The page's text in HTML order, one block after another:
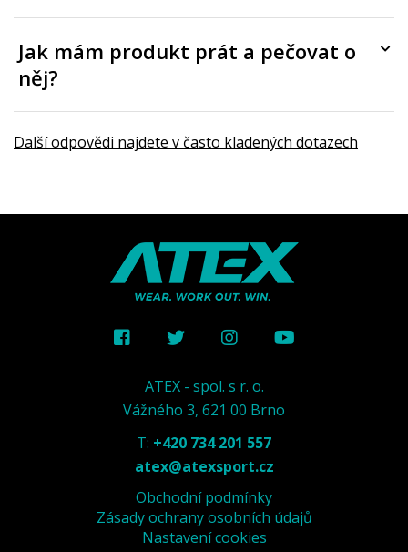
Jak mám produkt prát a pečovat o
něj?
Další odpovědi najdete v často kladených dotazech
ATEX - spol. s r. o.
Vážného 3, 621 00 Brno
T: +420 734 201 557
atex@atexsport.cz
Obchodní podmínky
Zásady ochrany osobních údajů
Nastavení cookies